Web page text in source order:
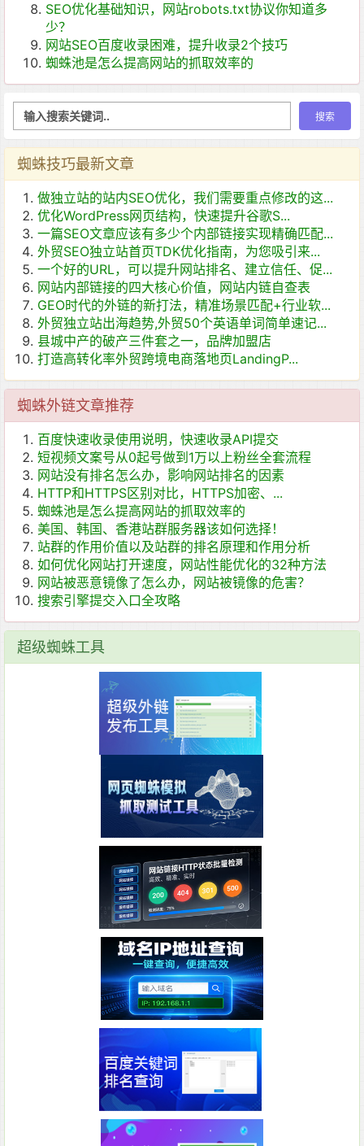
SEO优化基础知识，网站robots.txt协议你知道多
少？
网站SEO百度收录困难，提升收录2个技巧
蜘蛛池是怎么提高网站的抓取效率的
蜘蛛技巧最新文章
做独立站的站内SEO优化，我们需要重点修改的这...
优化WordPress网页结构，快速提升谷歌S...
一篇SEO文章应该有多少个内部链接实现精确匹配...
外贸SEO独立站首页TDK优化指南，为您吸引来...
一个好的URL，可以提升网站排名、建立信任、促...
网站内部链接的四大核心价值，网站内链自查表
GEO时代的外链的新打法，精准场景匹配+行业软...
外贸独立站出海趋势,外贸50个英语单词简单速记...
县城中产的破产三件套之一，品牌加盟店
打造高转化率外贸跨境电商落地页LandingP...
蜘蛛外链文章推荐
百度快速收录使用说明，快速收录API提交
短视频文案号从0起号做到1万以上粉丝全套流程
网站没有排名怎么办，影响网站排名的因素
HTTP和HTTPS区别对比，HTTPS加密、...
蜘蛛池是怎么提高网站的抓取效率的
美国、韩国、香港站群服务器该如何选择！
站群的作用价值以及站群的排名原理和作用分析
如何优化网站打开速度，网站性能优化的32种方法
网站被恶意镜像了怎么办，网站被镜像的危害？
搜索引擎提交入口全攻略
超级蜘蛛工具